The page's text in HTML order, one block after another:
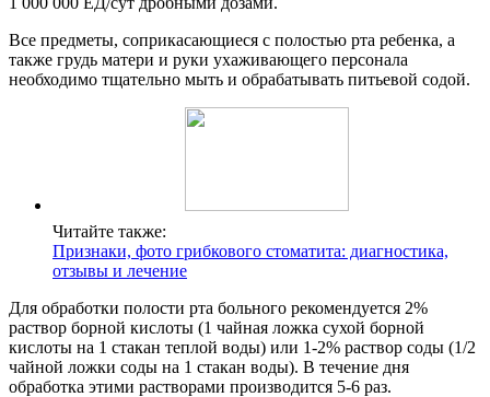
Все предметы, соприкасающиеся с полостью рта ребенка, а
также грудь матери и руки ухаживающего персонала
необходимо тщательно мыть и обрабатывать питьевой содой.
Читайте также:
Признаки, фото грибкового стоматита: диагностика,
отзывы и лечение
Для обработки полости рта больного рекомендуется 2%
раствор борной кислоты (1 чайная ложка сухой борной
кислоты на 1 стакан теплой воды) или 1-2% раствор соды (1/2
чайной ложки соды на 1 стакан воды). В течение дня
обработка этими растворами производится 5-6 раз.